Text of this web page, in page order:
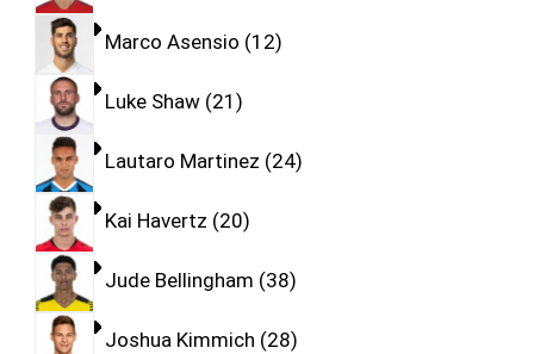
Marco Asensio 12
Luke Shaw 21
Lautaro Martinez 24
Kai Havertz 20
Jude Bellingham 38
Joshua Kimmich 28